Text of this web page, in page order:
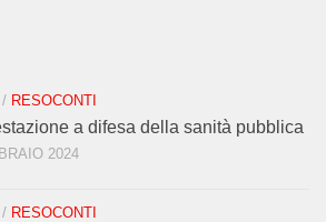
/ RESOCONTI
a difesa della sanità pubblica
2024
/ RESOCONTI